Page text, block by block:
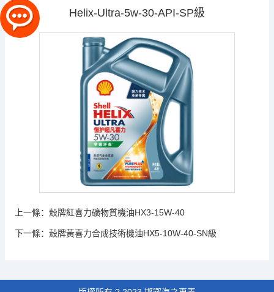
Helix-Ultra-5w-30-API-SP級
上一條： 殼牌紅喜力礦物質機油HX3-15W-40
下一條： 殼牌黃喜力合成技術機油HX5-10W-40-SN級